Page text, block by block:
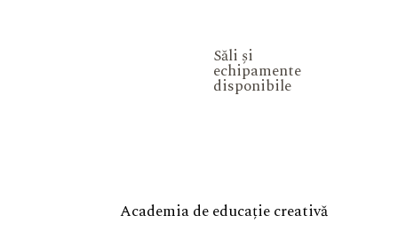
Săli și
echipamente
disponibile
Academia de educație creativă